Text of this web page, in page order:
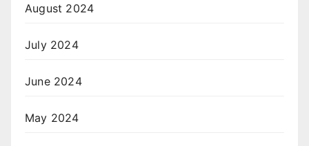
August 2024
July 2024
June 2024
May 2024